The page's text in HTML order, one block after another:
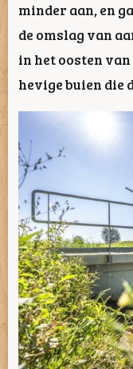
minder aan, en
de omslag van
in het oosten
hevige buien die